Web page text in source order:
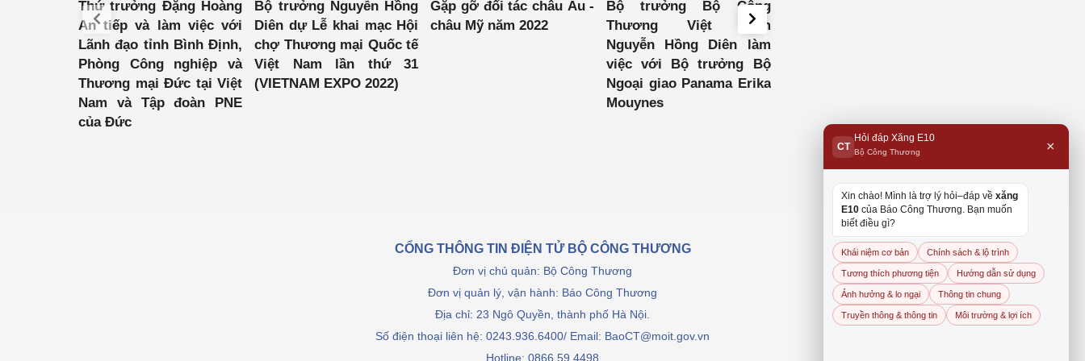
Phát triển công nghiệpCông nghiệp nền tảng
Chính sách
Phát triển năng lượng
Thứ trưởng Đặng Hoàng
An tiếp và làm việc với
Lãnh đạo tỉnh Bình Định,
Phòng Công nghiệp và
Thương mại Đức tại Việt
Nam và Tập đoàn PNE
của Đức
Bộ trưởng Nguyễn Hồng
Diên dự Lễ khai mạc Hội
chợ Thương mại Quốc tế
Việt Nam lần thứ 31
(VIETNAM EXPO 2022)
Gặp gỡ đối tác châu Âu -
châu Mỹ năm 2022
Bộ trưởng Bộ Công
Thương Việt Nam
Nguyễn Hồng Diên làm
việc với Bộ trưởng Bộ
Ngoại giao Panama Erika
Mouynes
CỔNG THÔNG TIN ĐIỆN TỬ BỘ CÔNG THƯƠNG
Đơn vị chủ quản: Bộ Công Thương
Đơn vị quản lý, vận hành: Báo Công Thương
Địa chỉ: 23 Ngô Quyền, thành phố Hà Nội.
Số điện thoại liên hệ: 0243.936.6400/ Email: BaoCT@moit.gov.vn
Hotline: 0866.59.4498
CT
Hỏi đáp Xăng E10
Bộ Công Thương ×
Xin chào! Mình là trợ lý hỏi–đáp về xăng
E10 của Báo Công Thương. Bạn muốn
biết điều gì?
Khái niệm cơ bản Chính sách & lộ trình
Tương thích phương tiện Hướng dẫn sử dụng
Ảnh hưởng & lo ngại Thông tin chung
Truyền thông & thông tin Môi trường & lợi ích